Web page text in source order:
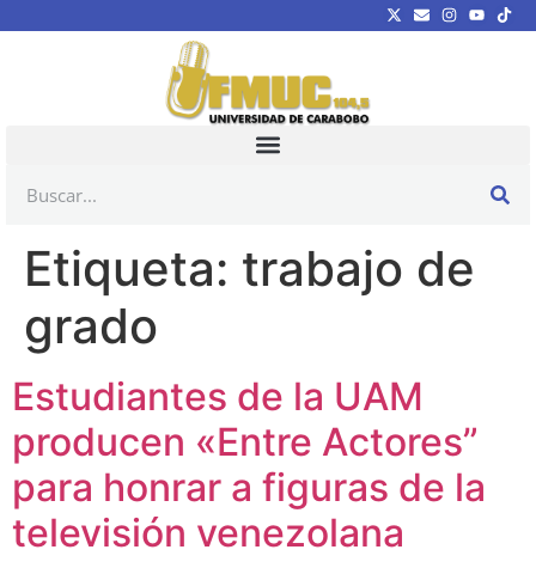
Etiqueta: trabajo de
grado
Estudiantes de la UAM
producen «Entre Actores”
para honrar a figuras de la
televisión venezolana